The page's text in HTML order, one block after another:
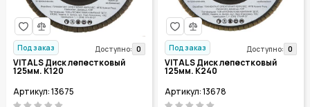
Под заказ Доступно: 0
VITALS Диск лепестковый
125мм. К120
Артикул: 13675
Под заказ Доступно: 0
VITALS Диск лепестковый
125мм. К240
Артикул: 13678